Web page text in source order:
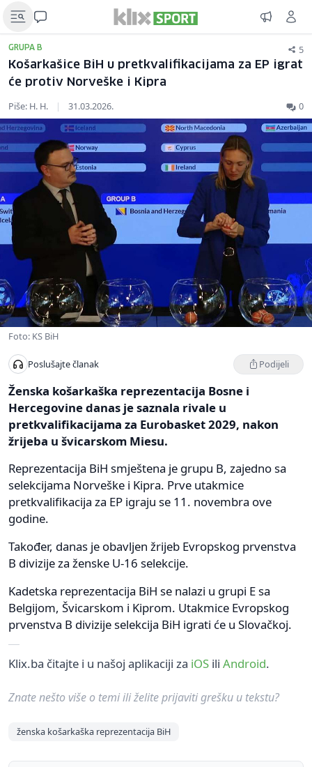
GRUPA B 5
Košarkašice BiH u pretkvalifikacijama za EP igrat
će protiv Norveške i Kipra
Piše: H. H. | 31.03.2026. 0
Foto: KS BiH
Poslušajte članak Podijeli
Ženska košarkaška reprezentacija Bosne i
Hercegovine danas je saznala rivale u
pretkvalifikacijama za Eurobasket 2029, nakon
žrijeba u švicarskom Miesu.
Reprezentacija BiH smještena je grupu B, zajedno sa
selekcijama Norveške i Kipra. Prve utakmice
pretkvalifikacija za EP igraju se 11. novembra ove
godine.
Također, danas je obavljen žrijeb Evropskog prvenstva
B divizije za ženske U-16 selekcije.
Kadetska reprezentacija BiH se nalazi u grupi E sa
Belgijom, Švicarskom i Kiprom. Utakmice Evropskog
prvenstva B divizije selekcija BiH igrati će u Slovačkoj.
Klix.ba čitajte i u našoj aplikaciji za iOS ili Android.
Znate nešto više o temi ili želite prijaviti grešku u tekstu?
ženska košarkaška reprezentacija BiH